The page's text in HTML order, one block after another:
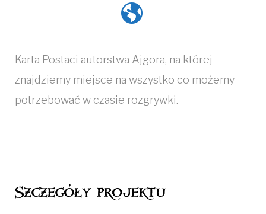
Karta Postaci autorstwa Ajgora, na której
znajdziemy miejsce na wszystko co możemy
potrzebować w czasie rozgrywki.
Szczegóły projektu